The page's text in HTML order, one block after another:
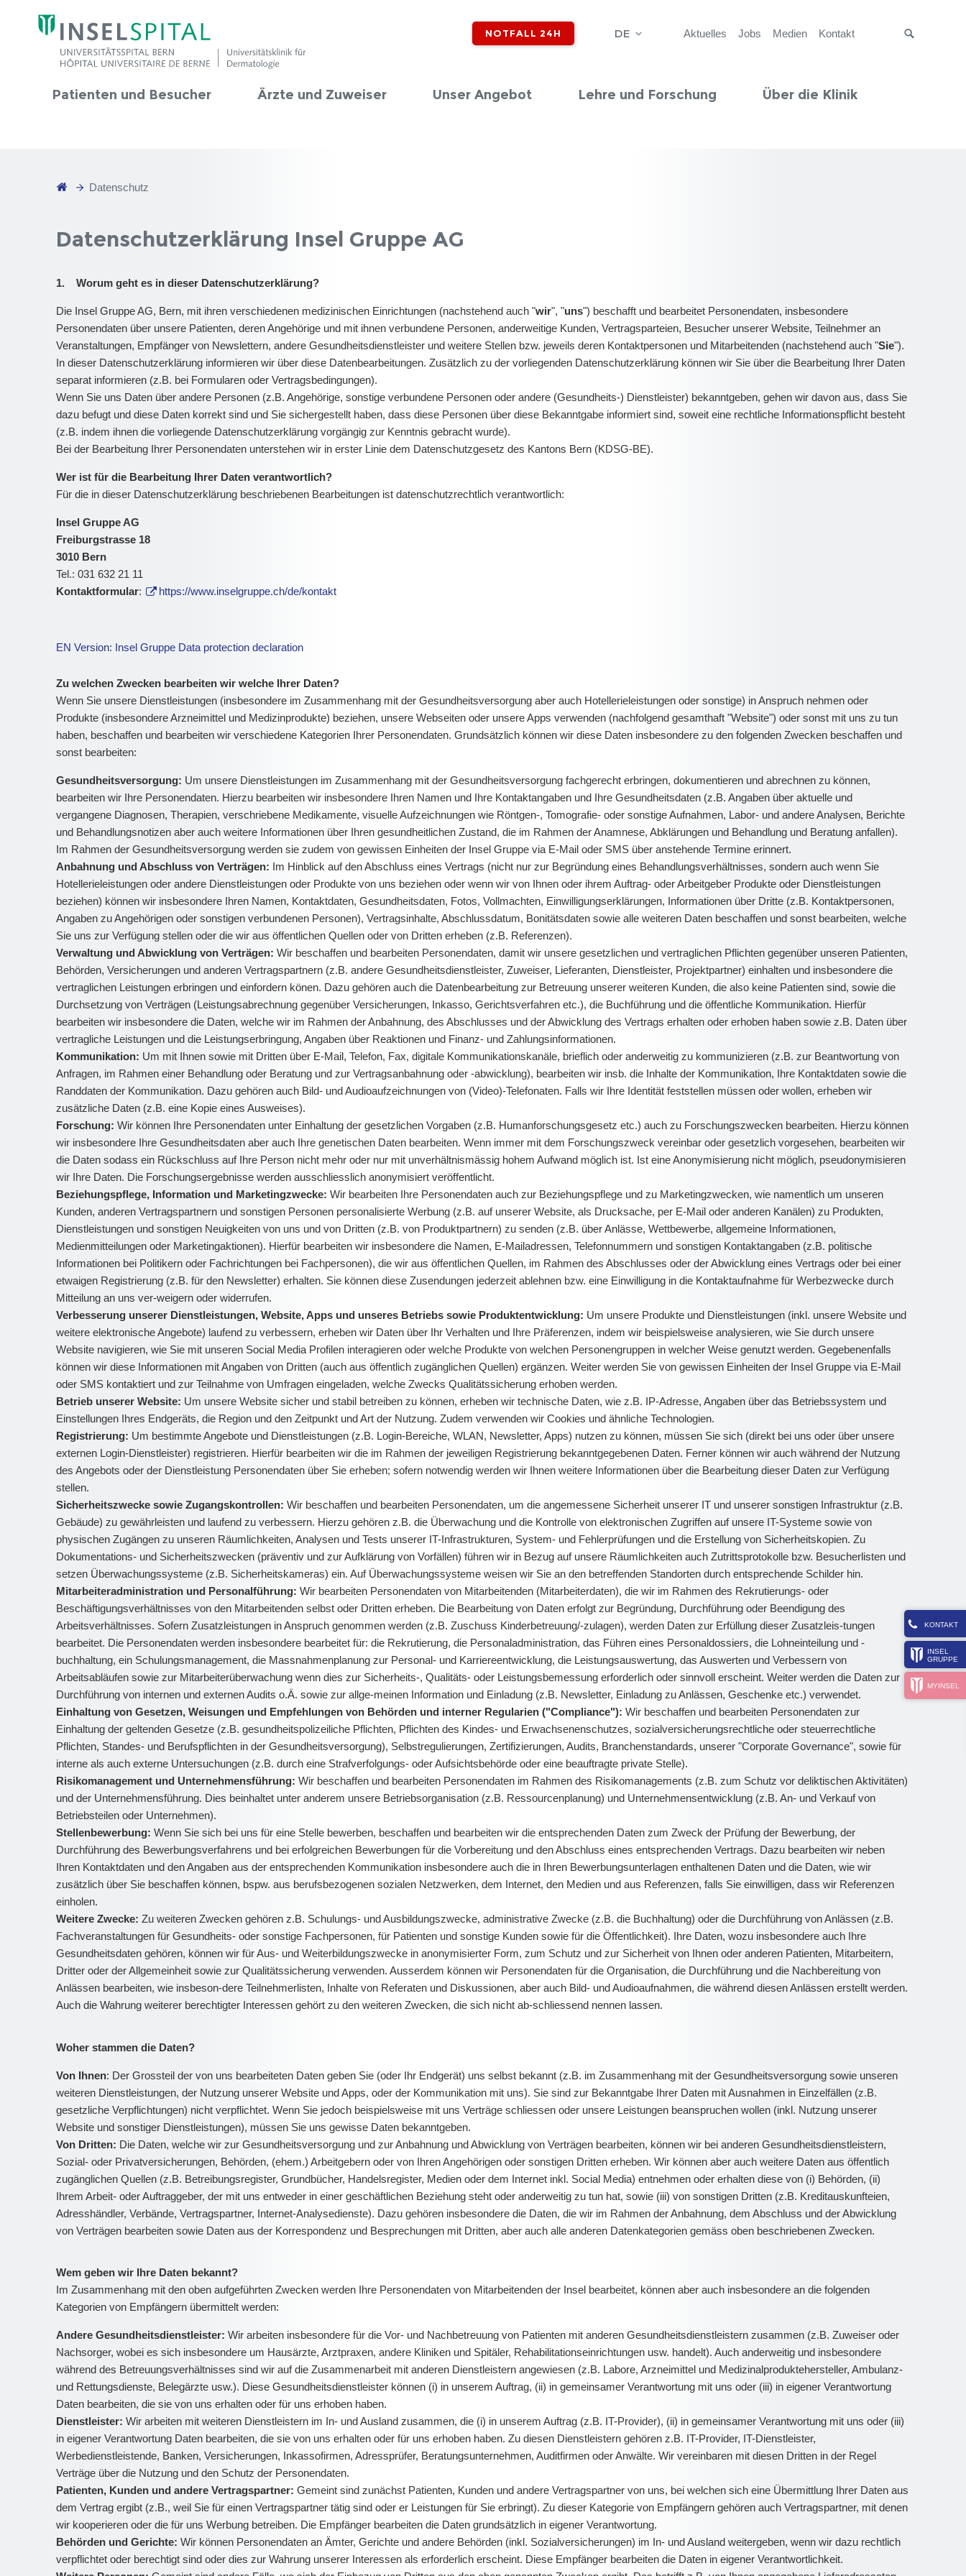
NOTFALL 24H DE Aktuelles Jobs Medien Kontakt
Patienten und Besucher Ärzte und Zuweiser Unser Angebot Lehre und Forschung Über die Klinik
KONTAKT
INSEL
GRUPPE
MYINSEL
Datenschutz
Datenschutzerklärung Insel Gruppe AG
1. Worum geht es in dieser Datenschutzerklärung?
Die Insel Gruppe AG, Bern, mit ihren verschiedenen medizinischen Einrichtungen (nachstehend auch "wir", "uns") beschafft und bearbeitet Personendaten, insbesondere
Personendaten über unsere Patienten, deren Angehörige und mit ihnen verbundene Personen, anderweitige Kunden, Vertragsparteien, Besucher unserer Website, Teilnehmer an
Veranstaltungen, Empfänger von Newslettern, andere Gesundheitsdienstleister und weitere Stellen bzw. jeweils deren Kontaktpersonen und Mitarbeitenden (nachstehend auch "Sie").
In dieser Datenschutzerklärung informieren wir über diese Datenbearbeitungen. Zusätzlich zu der vorliegenden Datenschutzerklärung können wir Sie über die Bearbeitung Ihrer Daten
separat informieren (z.B. bei Formularen oder Vertragsbedingungen).
Wenn Sie uns Daten über andere Personen (z.B. Angehörige, sonstige verbundene Personen oder andere (Gesundheits-) Dienstleister) bekanntgeben, gehen wir davon aus, dass Sie
dazu befugt und diese Daten korrekt sind und Sie sichergestellt haben, dass diese Personen über diese Bekanntgabe informiert sind, soweit eine rechtliche Informationspflicht besteht
(z.B. indem ihnen die vorliegende Datenschutzerklärung vorgängig zur Kenntnis gebracht wurde).
Bei der Bearbeitung Ihrer Personendaten unterstehen wir in erster Linie dem Datenschutzgesetz des Kantons Bern (KDSG-BE).
Wer ist für die Bearbeitung Ihrer Daten verantwortlich?
Für die in dieser Datenschutzerklärung beschriebenen Bearbeitungen ist datenschutzrechtlich verantwortlich:
Insel Gruppe AG
Freiburgstrasse 18
3010 Bern
Tel.: 031 632 21 11
Kontaktformular: https://www.inselgruppe.ch/de/kontakt
EN Version: Insel Gruppe Data protection declaration
Zu welchen Zwecken bearbeiten wir welche Ihrer Daten?
Wenn Sie unsere Dienstleistungen (insbesondere im Zusammenhang mit der Gesundheitsversorgung aber auch Hotellerieleistungen oder sonstige) in Anspruch nehmen oder
Produkte (insbesondere Arzneimittel und Medizinprodukte) beziehen, unsere Webseiten oder unsere Apps verwenden (nachfolgend gesamthaft "Website") oder sonst mit uns zu tun
haben, beschaffen und bearbeiten wir verschiedene Kategorien Ihrer Personendaten. Grundsätzlich können wir diese Daten insbesondere zu den folgenden Zwecken beschaffen und
sonst bearbeiten:
Gesundheitsversorgung: Um unsere Dienstleistungen im Zusammenhang mit der Gesundheitsversorgung fachgerecht erbringen, dokumentieren und abrechnen zu können,
bearbeiten wir Ihre Personendaten. Hierzu bearbeiten wir insbesondere Ihren Namen und Ihre Kontaktangaben und Ihre Gesundheitsdaten (z.B. Angaben über aktuelle und
vergangene Diagnosen, Therapien, verschriebene Medikamente, visuelle Aufzeichnungen wie Röntgen-, Tomografie- oder sonstige Aufnahmen, Labor- und andere Analysen, Berichte
und Behandlungsnotizen aber auch weitere Informationen über Ihren gesundheitlichen Zustand, die im Rahmen der Anamnese, Abklärungen und Behandlung und Beratung anfallen).
Im Rahmen der Gesundheitsversorgung werden sie zudem von gewissen Einheiten der Insel Gruppe via E-Mail oder SMS über anstehende Termine erinnert.
Anbahnung und Abschluss von Verträgen: Im Hinblick auf den Abschluss eines Vertrags (nicht nur zur Begründung eines Behandlungsverhältnisses, sondern auch wenn Sie
Hotellerieleistungen oder andere Dienstleistungen oder Produkte von uns beziehen oder wenn wir von Ihnen oder ihrem Auftrag- oder Arbeitgeber Produkte oder Dienstleistungen
beziehen) können wir insbesondere Ihren Namen, Kontaktdaten, Gesundheitsdaten, Fotos, Vollmachten, Einwilligungserklärungen, Informationen über Dritte (z.B. Kontaktpersonen,
Angaben zu Angehörigen oder sonstigen verbundenen Personen), Vertragsinhalte, Abschlussdatum, Bonitätsdaten sowie alle weiteren Daten beschaffen und sonst bearbeiten, welche
Sie uns zur Verfügung stellen oder die wir aus öffentlichen Quellen oder von Dritten erheben (z.B. Referenzen).
Verwaltung und Abwicklung von Verträgen: Wir beschaffen und bearbeiten Personendaten, damit wir unsere gesetzlichen und vertraglichen Pflichten gegenüber unseren Patienten,
Behörden, Versicherungen und anderen Vertragspartnern (z.B. andere Gesundheitsdienstleister, Zuweiser, Lieferanten, Dienstleister, Projektpartner) einhalten und insbesondere die
vertraglichen Leistungen erbringen und einfordern könen. Dazu gehören auch die Datenbearbeitung zur Betreuung unserer weiteren Kunden, die also keine Patienten sind, sowie die
Durchsetzung von Verträgen (Leistungsabrechnung gegenüber Versicherungen, Inkasso, Gerichtsverfahren etc.), die Buchführung und die öffentliche Kommunikation. Hierfür
bearbeiten wir insbesondere die Daten, welche wir im Rahmen der Anbahnung, des Abschlusses und der Abwicklung des Vertrags erhalten oder erhoben haben sowie z.B. Daten über
vertragliche Leistungen und die Leistungserbringung, Angaben über Reaktionen und Finanz- und Zahlungsinformationen.
Kommunikation: Um mit Ihnen sowie mit Dritten über E-Mail, Telefon, Fax, digitale Kommunikationskanäle, brieflich oder anderweitig zu kommunizieren (z.B. zur Beantwortung von
Anfragen, im Rahmen einer Behandlung oder Beratung und zur Vertragsanbahnung oder -abwicklung), bearbeiten wir insb. die Inhalte der Kommunikation, Ihre Kontaktdaten sowie die
Randdaten der Kommunikation. Dazu gehören auch Bild- und Audioaufzeichnungen von (Video)-Telefonaten. Falls wir Ihre Identität feststellen müssen oder wollen, erheben wir
zusätzliche Daten (z.B. eine Kopie eines Ausweises).
Forschung: Wir können Ihre Personendaten unter Einhaltung der gesetzlichen Vorgaben (z.B. Humanforschungsgesetz etc.) auch zu Forschungszwecken bearbeiten. Hierzu können
wir insbesondere Ihre Gesundheitsdaten aber auch Ihre genetischen Daten bearbeiten. Wenn immer mit dem Forschungszweck vereinbar oder gesetzlich vorgesehen, bearbeiten wir
die Daten sodass ein Rückschluss auf Ihre Person nicht mehr oder nur mit unverhältnismässig hohem Aufwand möglich ist. Ist eine Anonymisierung nicht möglich, pseudonymisieren
wir Ihre Daten. Die Forschungsergebnisse werden ausschliesslich anonymisiert veröffentlicht.
Beziehungspflege, Information und Marketingzwecke: Wir bearbeiten Ihre Personendaten auch zur Beziehungspflege und zu Marketingzwecken, wie namentlich um unseren
Kunden, anderen Vertragspartnern und sonstigen Personen personalisierte Werbung (z.B. auf unserer Website, als Drucksache, per E-Mail oder anderen Kanälen) zu Produkten,
Dienstleistungen und sonstigen Neuigkeiten von uns und von Dritten (z.B. von Produktpartnern) zu senden (z.B. über Anlässe, Wettbewerbe, allgemeine Informationen,
Medienmitteilungen oder Marketingaktionen). Hierfür bearbeiten wir insbesondere die Namen, E-Mailadressen, Telefonnummern und sonstigen Kontaktangaben (z.B. politische
Informationen bei Politikern oder Fachrichtungen bei Fachpersonen), die wir aus öffentlichen Quellen, im Rahmen des Abschlusses oder der Abwicklung eines Vertrags oder bei einer
etwaigen Registrierung (z.B. für den Newsletter) erhalten. Sie können diese Zusendungen jederzeit ablehnen bzw. eine Einwilligung in die Kontaktaufnahme für Werbezwecke durch
Mitteilung an uns ver-weigern oder widerrufen.
Verbesserung unserer Dienstleistungen, Website, Apps und unseres Betriebs sowie Produktentwicklung: Um unsere Produkte und Dienstleistungen (inkl. unsere Website und
weitere elektronische Angebote) laufend zu verbessern, erheben wir Daten über Ihr Verhalten und Ihre Präferenzen, indem wir beispielsweise analysieren, wie Sie durch unsere
Website navigieren, wie Sie mit unseren Social Media Profilen interagieren oder welche Produkte von welchen Personengruppen in welcher Weise genutzt werden. Gegebenenfalls
können wir diese Informationen mit Angaben von Dritten (auch aus öffentlich zugänglichen Quellen) ergänzen. Weiter werden Sie von gewissen Einheiten der Insel Gruppe via E-Mail
oder SMS kontaktiert und zur Teilnahme von Umfragen eingeladen, welche Zwecks Qualitätssicherung erhoben werden.
Betrieb unserer Website: Um unsere Website sicher und stabil betreiben zu können, erheben wir technische Daten, wie z.B. IP-Adresse, Angaben über das Betriebssystem und
Einstellungen Ihres Endgeräts, die Region und den Zeitpunkt und Art der Nutzung. Zudem verwenden wir Cookies und ähnliche Technologien.
Registrierung: Um bestimmte Angebote und Dienstleistungen (z.B. Login-Bereiche, WLAN, Newsletter, Apps) nutzen zu können, müssen Sie sich (direkt bei uns oder über unsere
externen Login-Dienstleister) registrieren. Hierfür bearbeiten wir die im Rahmen der jeweiligen Registrierung bekanntgegebenen Daten. Ferner können wir auch während der Nutzung
des Angebots oder der Dienstleistung Personendaten über Sie erheben; sofern notwendig werden wir Ihnen weitere Informationen über die Bearbeitung dieser Daten zur Verfügung
stellen.
Sicherheitszwecke sowie Zugangskontrollen: Wir beschaffen und bearbeiten Personendaten, um die angemessene Sicherheit unserer IT und unserer sonstigen Infrastruktur (z.B.
Gebäude) zu gewährleisten und laufend zu verbessern. Hierzu gehören z.B. die Überwachung und die Kontrolle von elektronischen Zugriffen auf unsere IT-Systeme sowie von
physischen Zugängen zu unseren Räumlichkeiten, Analysen und Tests unserer IT-Infrastrukturen, System- und Fehlerprüfungen und die Erstellung von Sicherheitskopien. Zu
Dokumentations- und Sicherheitszwecken (präventiv und zur Aufklärung von Vorfällen) führen wir in Bezug auf unsere Räumlichkeiten auch Zutrittsprotokolle bzw. Besucherlisten und
setzen Überwachungssysteme (z.B. Sicherheitskameras) ein. Auf Überwachungssysteme weisen wir Sie an den betreffenden Standorten durch entsprechende Schilder hin.
Mitarbeiteradministration und Personalführung: Wir bearbeiten Personendaten von Mitarbeitenden (Mitarbeiterdaten), die wir im Rahmen des Rekrutierungs- oder
Beschäftigungsverhältnisses von den Mitarbeitenden selbst oder Dritten erheben. Die Bearbeitung von Daten erfolgt zur Begründung, Durchführung oder Beendigung des
Arbeitsverhältnisses. Sofern Zusatzleistungen in Anspruch genommen werden (z.B. Zuschuss Kinderbetreuung/-zulagen), werden Daten zur Erfüllung dieser Zusatzleis-tungen
bearbeitet. Die Personendaten werden insbesondere bearbeitet für: die Rekrutierung, die Personaladministration, das Führen eines Personaldossiers, die Lohneinteilung und -
buchhaltung, ein Schulungsmanagement, die Massnahmenplanung zur Personal- und Karriereentwicklung, die Leistungsauswertung, das Auswerten und Verbessern von
Arbeitsabläufen sowie zur Mitarbeiterüberwachung wenn dies zur Sicherheits-, Qualitäts- oder Leistungsbemessung erforderlich oder sinnvoll erscheint. Weiter werden die Daten zur
Durchführung von internen und externen Audits o.Ä. sowie zur allge-meinen Information und Einladung (z.B. Newsletter, Einladung zu Anlässen, Geschenke etc.) verwendet.
Einhaltung von Gesetzen, Weisungen und Empfehlungen von Behörden und interner Regularien ("Compliance"): Wir beschaffen und bearbeiten Personendaten zur
Einhaltung der geltenden Gesetze (z.B. gesundheitspolizeiliche Pflichten, Pflichten des Kindes- und Erwachsenenschutzes, sozialversicherungsrechtliche oder steuerrechtliche
Pflichten, Standes- und Berufspflichten in der Gesundheitsversorgung), Selbstregulierungen, Zertifizierungen, Audits, Branchenstandards, unserer "Corporate Governance", sowie für
interne als auch externe Untersuchungen (z.B. durch eine Strafverfolgungs- oder Aufsichtsbehörde oder eine beauftragte private Stelle).
Risikomanagement und Unternehmensführung: Wir beschaffen und bearbeiten Personendaten im Rahmen des Risikomanagements (z.B. zum Schutz vor deliktischen Aktivitäten)
und der Unternehmensführung. Dies beinhaltet unter anderem unsere Betriebsorganisation (z.B. Ressourcenplanung) und Unternehmensentwicklung (z.B. An- und Verkauf von
Betriebsteilen oder Unternehmen).
Stellenbewerbung: Wenn Sie sich bei uns für eine Stelle bewerben, beschaffen und bearbeiten wir die entsprechenden Daten zum Zweck der Prüfung der Bewerbung, der
Durchführung des Bewerbungsverfahrens und bei erfolgreichen Bewerbungen für die Vorbereitung und den Abschluss eines entsprechenden Vertrags. Dazu bearbeiten wir neben
Ihren Kontaktdaten und den Angaben aus der entsprechenden Kommunikation insbesondere auch die in Ihren Bewerbungsunterlagen enthaltenen Daten und die Daten, wie wir
zusätzlich über Sie beschaffen können, bspw. aus berufsbezogenen sozialen Netzwerken, dem Internet, den Medien und aus Referenzen, falls Sie einwilligen, dass wir Referenzen
einholen.
Weitere Zwecke: Zu weiteren Zwecken gehören z.B. Schulungs- und Ausbildungszwecke, administrative Zwecke (z.B. die Buchhaltung) oder die Durchführung von Anlässen (z.B.
Fachveranstaltungen für Gesundheits- oder sonstige Fachpersonen, für Patienten und sonstige Kunden sowie für die Öffentlichkeit). Ihre Daten, wozu insbesondere auch Ihre
Gesundheitsdaten gehören, können wir für Aus- und Weiterbildungszwecke in anonymisierter Form, zum Schutz und zur Sicherheit von Ihnen oder anderen Patienten, Mitarbeitern,
Dritter oder der Allgemeinheit sowie zur Qualitätssicherung verwenden. Ausserdem können wir Personendaten für die Organisation, die Durchführung und die Nachbereitung von
Anlässen bearbeiten, wie insbeson-dere Teilnehmerlisten, Inhalte von Referaten und Diskussionen, aber auch Bild- und Audioaufnahmen, die während diesen Anlässen erstellt werden.
Auch die Wahrung weiterer berechtigter Interessen gehört zu den weiteren Zwecken, die sich nicht ab-schliessend nennen lassen.
Woher stammen die Daten?
Von Ihnen: Der Grossteil der von uns bearbeiteten Daten geben Sie (oder Ihr Endgerät) uns selbst bekannt (z.B. im Zusammenhang mit der Gesundheitsversorgung sowie unseren
weiteren Dienstleistungen, der Nutzung unserer Website und Apps, oder der Kommunikation mit uns). Sie sind zur Bekanntgabe Ihrer Daten mit Ausnahmen in Einzelfällen (z.B.
gesetzliche Verpflichtungen) nicht verpflichtet. Wenn Sie jedoch beispielsweise mit uns Verträge schliessen oder unsere Leistungen beanspruchen wollen (inkl. Nutzung unserer
Website und sonstiger Dienstleistungen), müssen Sie uns gewisse Daten bekanntgeben.
Von Dritten: Die Daten, welche wir zur Gesundheitsversorgung und zur Anbahnung und Abwicklung von Verträgen bearbeiten, können wir bei anderen Gesundheitsdienstleistern,
Sozial- oder Privatversicherungen, Behörden, (ehem.) Arbeitgebern oder von Ihren Angehörigen oder sonstigen Dritten erheben. Wir können aber auch weitere Daten aus öffentlich
zugänglichen Quellen (z.B. Betreibungsregister, Grundbücher, Handelsregister, Medien oder dem Internet inkl. Social Media) entnehmen oder erhalten diese von (i) Behörden, (ii)
Ihrem Arbeit- oder Auftraggeber, der mit uns entweder in einer geschäftlichen Beziehung steht oder anderweitig zu tun hat, sowie (iii) von sonstigen Dritten (z.B. Kreditauskunfteien,
Adresshändler, Verbände, Vertragspartner, Internet-Analysedienste). Dazu gehören insbesondere die Daten, die wir im Rahmen der Anbahnung, dem Abschluss und der Abwicklung
von Verträgen bearbeiten sowie Daten aus der Korrespondenz und Besprechungen mit Dritten, aber auch alle anderen Datenkategorien gemäss oben beschriebenen Zwecken.
Wem geben wir Ihre Daten bekannt?
Im Zusammenhang mit den oben aufgeführten Zwecken werden Ihre Personendaten von Mitarbeitenden der Insel bearbeitet, können aber auch insbesondere an die folgenden
Kategorien von Empfängern übermittelt werden:
Andere Gesundheitsdienstleister: Wir arbeiten insbesondere für die Vor- und Nachbetreuung von Patienten mit anderen Gesundheitsdienstleistern zusammen (z.B. Zuweiser oder
Nachsorger, wobei es sich insbesondere um Hausärzte, Arztpraxen, andere Kliniken und Spitäler, Rehabilitationseinrichtungen usw. handelt). Auch anderweitig und insbesondere
während des Betreuungsverhältnisses sind wir auf die Zusammenarbeit mit anderen Dienstleistern angewiesen (z.B. Labore, Arzneimittel und Medizinalproduktehersteller, Ambulanz-
und Rettungsdienste, Belegärzte usw.). Diese Gesundheitsdienstleister können (i) in unserem Auftrag, (ii) in gemeinsamer Verantwortung mit uns oder (iii) in eigener Verantwortung
Daten bearbeiten, die sie von uns erhalten oder für uns erhoben haben.
Dienstleister: Wir arbeiten mit weiteren Dienstleistern im In- und Ausland zusammen, die (i) in unserem Auftrag (z.B. IT-Provider), (ii) in gemeinsamer Verantwortung mit uns oder (iii)
in eigener Verantwortung Daten bearbeiten, die sie von uns erhalten oder für uns erhoben haben. Zu diesen Dienstleistern gehören z.B. IT-Provider, IT-Dienstleister,
Werbedienstleistende, Banken, Versicherungen, Inkassofirmen, Adressprüfer, Beratungsunternehmen, Auditfirmen oder Anwälte. Wir vereinbaren mit diesen Dritten in der Regel
Verträge über die Nutzung und den Schutz der Personendaten.
Patienten, Kunden und andere Vertragspartner: Gemeint sind zunächst Patienten, Kunden und andere Vertragspartner von uns, bei welchen sich eine Übermittlung Ihrer Daten aus
dem Vertrag ergibt (z.B., weil Sie für einen Vertragspartner tätig sind oder er Leistungen für Sie erbringt). Zu dieser Kategorie von Empfängern gehören auch Vertragspartner, mit denen
wir kooperieren oder die für uns Werbung betreiben. Die Empfänger bearbeiten die Daten grundsätzlich in eigener Verantwortung.
Behörden und Gerichte: Wir können Personendaten an Ämter, Gerichte und andere Behörden (inkl. Sozialversicherungen) im In- und Ausland weitergeben, wenn wir dazu rechtlich
verpflichtet oder berechtigt sind oder dies zur Wahrung unserer Interessen als erforderlich erscheint. Diese Empfänger bearbeiten die Daten in eigener Verantwortlichkeit.